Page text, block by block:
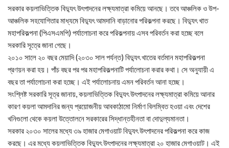
সরকার কয়লাভিত্তিক বিদ্যুৎ উৎপাদনের লক্ষ্যমাত্রা কমিয়ে আনছে। তবে আঞ্চলিক ও উপ-
আঞ্চলিক সহযোগিতার মাধ্যমে বিদ্যুৎ আমদানি বাড়ানোর পরিকল্পনা করছে। বিদ্যুৎ খাত
মহাপরিকল্পনা (পিএসএমপি) পর্যালোচনা করে পরিকল্পনায় এসব পরিবর্তন করা হচ্ছে বলে
সরকারি সূত্রে জানা গেছে।
২০১০ সালে ২০ বছর মেয়াদি (২০৩০ সাল পর্যন্ত) বিদ্যুৎ খাতের বর্তমান মহাপরিকল্পনা
প্রণয়ন করা হয়। পাঁচ বছর পর পর মহাপরিকল্পনাটি পর্যালোচনা করার কথা। সে অনুযায়ী এ
বছর তা পর্যালোচনা করা হচ্ছে। এই পর্যালোচনায় এমন পরিবর্তন আনা হচ্ছে।
সংশ্লিষ্ট সরকারি সূত্র জানায়, কয়লাভিত্তিক বিদ্যুৎ উৎপাদনের লক্ষ্যমাত্রা কমিয়ে আনার
কারণ কয়লা আমদানির জন্য প্রয়োজনীয় আবকাঠামো নির্মাণ বিলম্বিত হওয়া এবং দেশের
খনিগুলো থেকে কয়লা উত্তোলনে সরকারের সিদ্ধান্তহীনতা বা দোদুল্যমানতা।
সরকার ২০৩০ সালের মধ্যে ৩৯ হাজার মেগাওয়াট বিদ্যুৎ উৎপাদনের পরিকল্পনা করে কাজ
করছে। এর মধ্যে কয়লাভিত্তিক বিদ্যুৎ উৎপাদনের লক্ষ্যমাত্রা ২০ হাজার মেগাওয়াট। এই